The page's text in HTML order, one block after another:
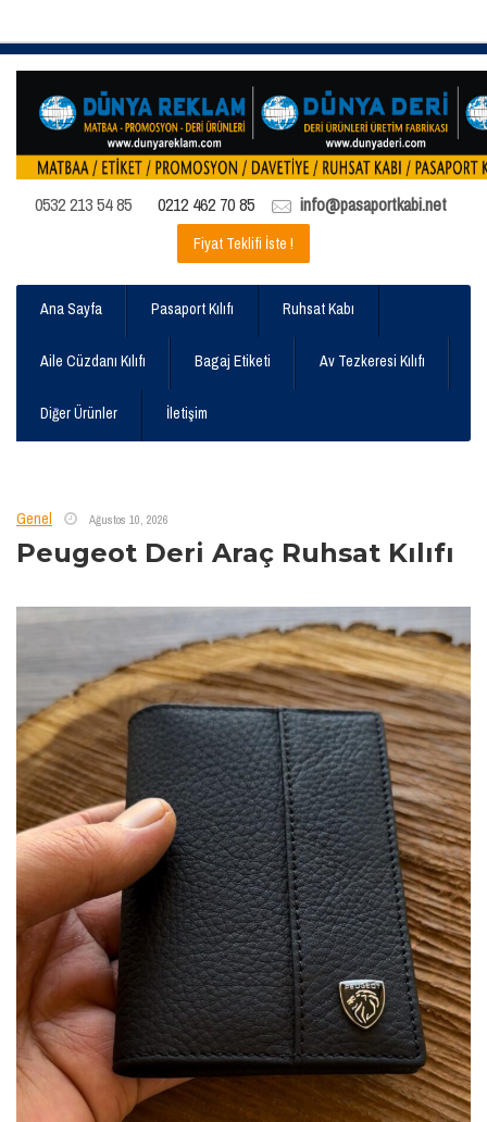
0532 213 54 85 0212 462 70 85 info@pasaportkabi.net
Fiyat Teklifi İste !
Ana Sayfa Pasaport Kılıfı Ruhsat Kabı
Aile Cüzdanı Kılıfı Bagaj Etiketi Av Tezkeresi Kılıfı
Diğer Ürünler İletişim
Genel Ağustos 10, 2026
Peugeot Deri Araç Ruhsat Kılıfı